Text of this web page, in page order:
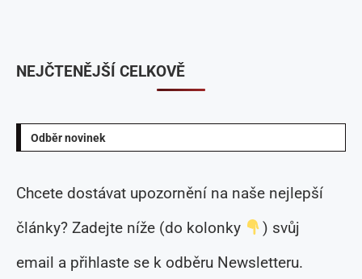
Odběr novinek
Chcete dostávat upozornění na naše nejlepší
články? Zadejte níže (do kolonky
) svůj
email a přihlaste se k odběru Newsletteru.
NEJČTENĚJŠÍ CELKOVĚ